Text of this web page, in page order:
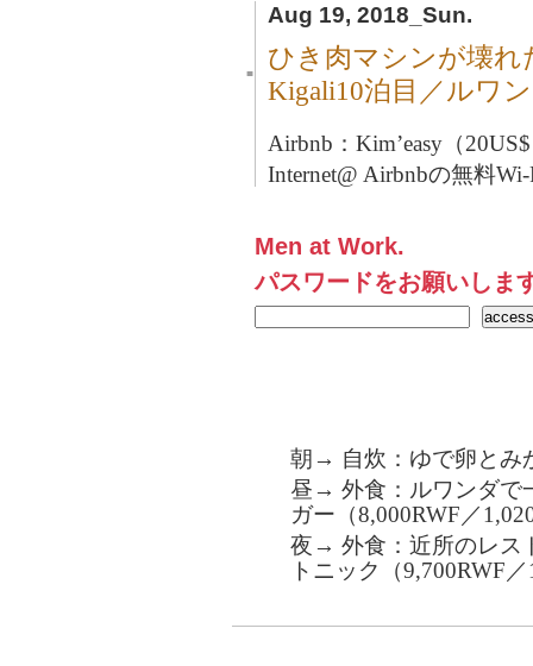
Aug 19, 2018_Sun.
■
ひき肉マシンが壊れ
Kigali10泊目／ルワ
Airbnb：Kim’easy（
Internet@ Airbnbの無料
Men at Work.
パスワードをお願いしま
朝→ 自炊：ゆで卵とみ
昼→ 外食：ルワンダで
ガー（8,000RWF／
夜→ 外食：近所のレス
トニック（9,700RWF